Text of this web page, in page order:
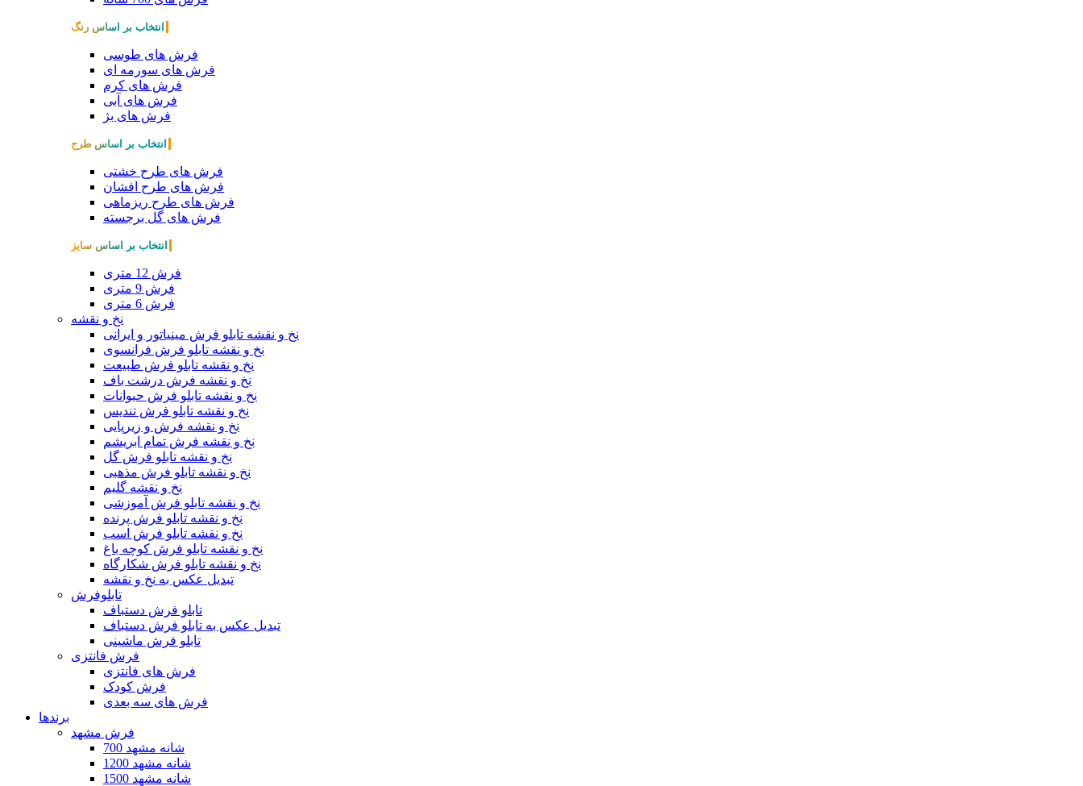
انتخاب بر اساس رنگ
فرش های طوسی
فرش های سورمه ای
فرش های کرم
فرش های آبی
فرش های بژ
انتخاب بر اساس طرح
فرش های طرح خشتی
فرش های طرح افشان
فرش های طرح ریزماهی
فرش های گل برجسته
انتخاب بر اساس سایز
فرش 12 متری
فرش 9 متری
فرش 6 متری
نخ و نقشه
نخ و نقشه تابلو فرش مینیاتور و ایرانی
نخ و نقشه تابلو فرش فرانسوی
نخ و نقشه تابلو فرش طبیعت
نخ و نقشه فرش درشت باف
نخ و نقشه تابلو فرش حیوانات
نخ و نقشه تابلو فرش تندیس
نخ و نقشه فرش و زیرپایی
نخ و نقشه فرش تمام ابریشم
نخ و نقشه تابلو فرش گل
نخ و نقشه تابلو فرش مذهبی
نخ و نقشه گلیم
نخ و نقشه تابلو فرش آموزشی
نخ و نقشه تابلو فرش پرنده
نخ و نقشه تابلو فرش اسب
نخ و نقشه تابلو فرش کوچه باغ
نخ و نقشه تابلو فرش شکارگاه
تبدیل عکس به نخ و نقشه
تابلوفرش
تابلو فرش دستباف
تبدیل عکس به تابلو فرش دستباف
تابلو فرش ماشینی
فرش فانتزی
فرش های فانتزی
فرش کودک
فرش های سه بعدی
برندها
فرش مشهد
700 شانه مشهد
1200 شانه مشهد
1500 شانه مشهد